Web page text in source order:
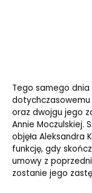
Tego samego
dotychczasowemu
oraz dwojgu jego
Annie Moczulskiej.
objęła Aleksandra
funkcję, gdy
umowy z
zostanie jego